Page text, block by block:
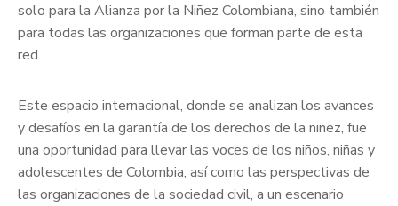
solo para la Alianza por la Niñez Colombiana, sino también
para todas las organizaciones que forman parte de esta
red.
Este espacio internacional, donde se analizan los avances
y desafíos en la garantía de los derechos de la niñez, fue
una oportunidad para llevar las voces de los niños, niñas y
adolescentes de Colombia, así como las perspectivas de
las organizaciones de la sociedad civil, a un escenario